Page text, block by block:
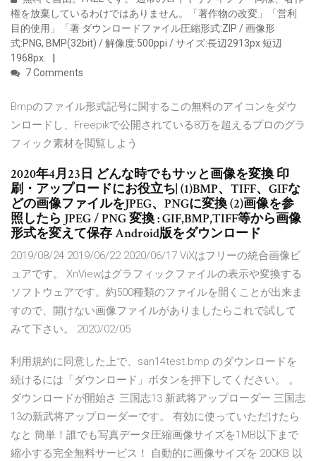
権を放棄しているわけではありません。「著作物の改変」「営利
目的使用」「著 ダウンロードファイル圧縮形式:ZIP / 画像形
式:PNG, BMP(32bit) / 解像度:500ppi / サイズ:長辺2913px 短辺
1968px.
7 Comments
Bmpのファイル形式記号に関するこの無料のアイコンをダウ
ンロードし、Freepikで公開されている8万を超えるプロのグラ
フィック素材を閲覧しよう
2020年4月23日 どんな時でもサッと画像を変換 印
刷・アップロードにお役立ち| (1)BMP、TIFF、GIFな
どの画像ファイルをJPEG、PNGに変換 (2)画像を参
照したら JPEG / PNG 変換 : GIF,BMP,TIFF等から画像
形式を変えて保存 Android版をダウンロード
2019/08/24 2019/06/22 2020/06/17 ViXはフリーの統合画像ビ
ュアです。 XnViewはグラフィックファイルの表示や変換する
ソフトウェアです。約500種類のファイルを開くことが出来ま
すので、開けない画像ファイルがありましたらこれで試して
みて下さい。 2020/02/05
利用規約に同意した上で、san14test.bmp のダウンロードを
続けるには「ダウンロード」ボタンを押下してください。 。
ダウンロードが開始さ 三国志13 新武将アップローダー 三国志
13の新武将アップローダーです。 有効に使っていただけたら
なと 簡単！誰でも写真データ圧縮画像サイズを1MB以下まで
縮小する完全無料サービス！ 自動的に画像サイズを 200KB 以